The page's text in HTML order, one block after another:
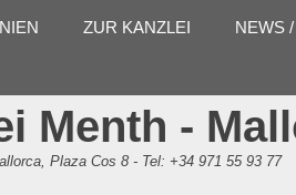
ZUR KANZLEI NEWS
Menth -
Plaza Cos 8 - Tel: +34 971 55 93 77